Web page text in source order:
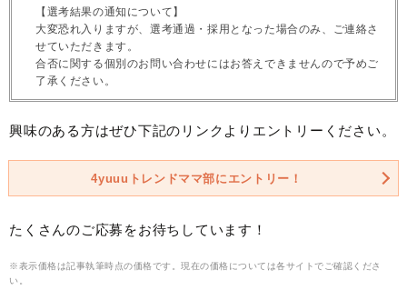
【選考結果の通知について】
大変恐れ入りますが、選考通過・採用となった場合のみ、ご連絡さ
せていただきます。
合否に関する個別のお問い合わせにはお答えできませんので予めご
了承ください。
興味のある方はぜひ下記のリンクよりエントリーください。
4yuuuトレンドママ部にエントリー！
たくさんのご応募をお待ちしています！
※表示価格は記事執筆時点の価格です。現在の価格については各サイトでご確認くださ
い。